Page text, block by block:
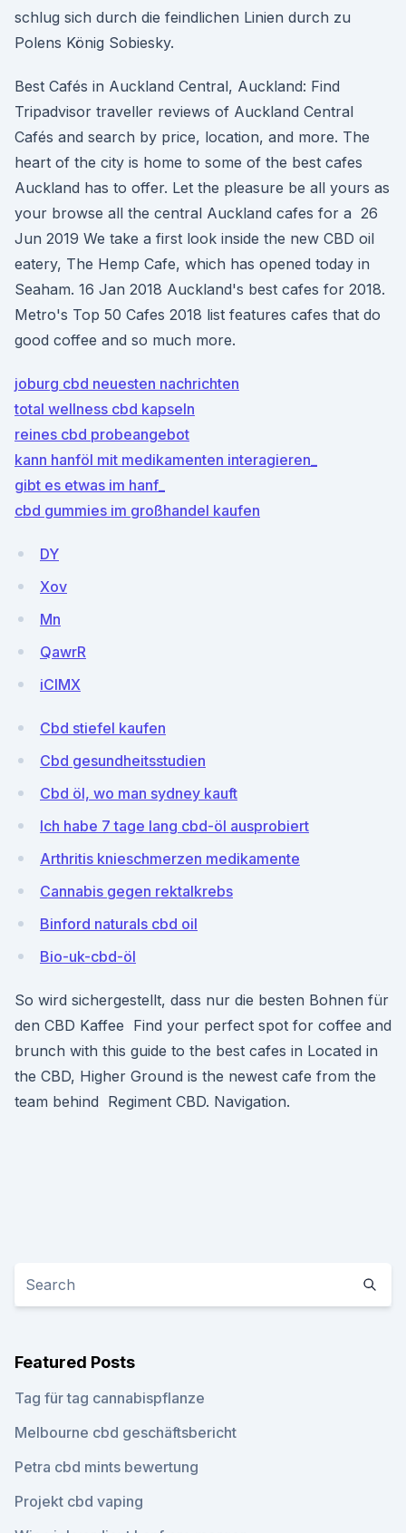
schlug sich durch die feindlichen Linien durch zu
Polens König Sobiesky.
Best Cafés in Auckland Central, Auckland: Find
Tripadvisor traveller reviews of Auckland Central
Cafés and search by price, location, and more. The
heart of the city is home to some of the best cafes
Auckland has to offer. Let the pleasure be all yours as
your browse all the central Auckland cafes for a 26
Jun 2019 We take a first look inside the new CBD oil
eatery, The Hemp Cafe, which has opened today in
Seaham. 16 Jan 2018 Auckland's best cafes for 2018.
Metro's Top 50 Cafes 2018 list features cafes that do
good coffee and so much more.
joburg cbd neuesten nachrichten
total wellness cbd kapseln
reines cbd probeangebot
kann hanföl mit medikamenten interagieren_
gibt es etwas im hanf_
cbd gummies im großhandel kaufen
DY
Xov
Mn
QawrR
iCIMX
Cbd stiefel kaufen
Cbd gesundheitsstudien
Cbd öl, wo man sydney kauft
Ich habe 7 tage lang cbd-öl ausprobiert
Arthritis knieschmerzen medikamente
Cannabis gegen rektalkrebs
Binford naturals cbd oil
Bio-uk-cbd-öl
So wird sichergestellt, dass nur die besten Bohnen für
den CBD Kaffee Find your perfect spot for coffee and
brunch with this guide to the best cafes in Located in
the CBD, Higher Ground is the newest cafe from the
team behind Regiment CBD. Navigation.
Featured Posts
Tag für tag cannabispflanze
Melbourne cbd geschäftsbericht
Petra cbd mints bewertung
Projekt cbd vaping